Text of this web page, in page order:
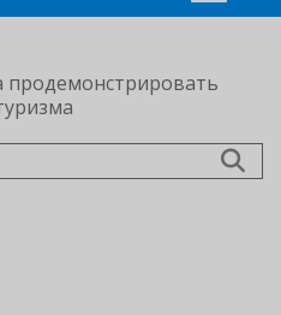
продемонстрировать